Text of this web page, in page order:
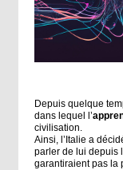
Depuis quelque
dans lequel l’
civilisation.
Ainsi, l’Italie a
parler de lui depuis
garantiraient pas la